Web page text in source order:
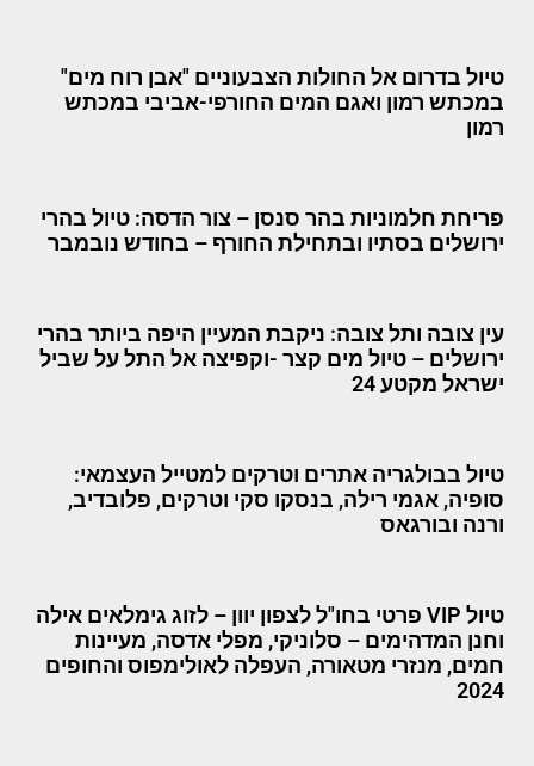
טיול בדרום אל החולות הצבעוניים "אבן רוח מים"
במכתש רמון ואגם המים החורפי-אביבי במכתש
רמון
פריחת חלמוניות בהר סנסן – צור הדסה: טיול בהרי
ירושלים בסתיו ובתחילת החורף – בחודש נובמבר
עין צובה ותל צובה: ניקבת המעיין היפה ביותר בהרי
ירושלים – טיול מים קצר -וקפיצה אל התל על שביל
ישראל מקטע 24
טיול בבולגריה אתרים וטרקים למטייל העצמאי:
סופיה, אגמי רילה, בנסקו סקי וטרקים, פלובדיב,
ורנה ובורגאס
טיול VIP פרטי בחו"ל לצפון יוון – לזוג גימלאים אילה
וחנן המדהימים – סלוניקי, מפלי אדסה, מעיינות
חמים, מנזרי מטאורה, העפלה לאולימפוס והחופים
2024